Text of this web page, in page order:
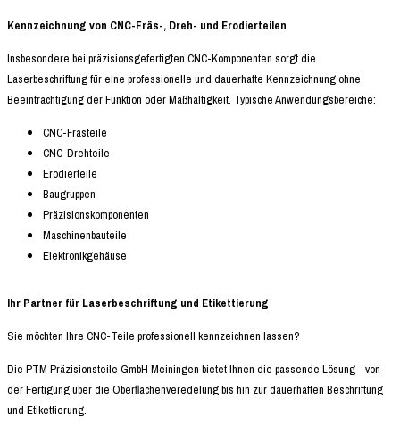
Kennzeichnung von CNC-Fräs-, Dreh- und Erodierteilen
Insbesondere bei präzisionsgefertigten CNC-Komponenten sorgt die
Laserbeschriftung für eine professionelle und dauerhafte Kennzeichnung ohne
Beeinträchtigung der Funktion oder Maßhaltigkeit. Typische Anwendungsbereiche:
CNC-Frästeile
CNC-Drehteile
Erodierteile
Baugruppen
Präzisionskomponenten
Maschinenbauteile
Elektronikgehäuse
Ihr Partner für Laserbeschriftung und Etikettierung
Sie möchten Ihre CNC-Teile professionell kennzeichnen lassen?
Die PTM Präzisionsteile GmbH Meiningen bietet Ihnen die passende Lösung - von
der Fertigung über die Oberflächenveredelung bis hin zur dauerhaften Beschriftung
und Etikettierung.